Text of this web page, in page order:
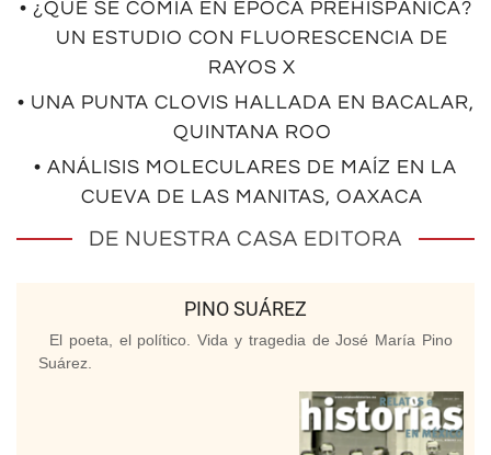
• ¿QUÉ SE COMÍA EN ÉPOCA PREHISPÁNICA?
UN ESTUDIO CON FLUORESCENCIA DE
RAYOS X
• UNA PUNTA CLOVIS HALLADA EN BACALAR,
QUINTANA ROO
• ANÁLISIS MOLECULARES DE MAÍZ EN LA
CUEVA DE LAS MANITAS, OAXACA
DE NUESTRA CASA EDITORA
PINO SUÁREZ
El poeta, el político. Vida y tragedia de José María Pino
Suárez.